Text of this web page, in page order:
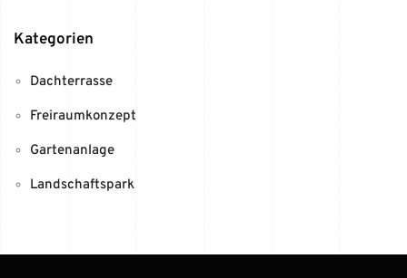
Kategorien
Dachterrasse
Freiraumkonzept
Gartenanlage
Landschaftspark